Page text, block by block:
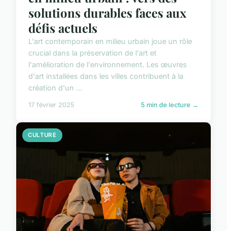
solutions durables faces aux
défis actuels
L'art contemporain en milieu urbain joue un rôle
crucial dans la préservation de l'art et
l'amélioration de l'environnement. Les œuvres
d'art installées dans les villes contribuent à la
création d'un ...
17 février 2025 5 min de lecture →
CULTURE